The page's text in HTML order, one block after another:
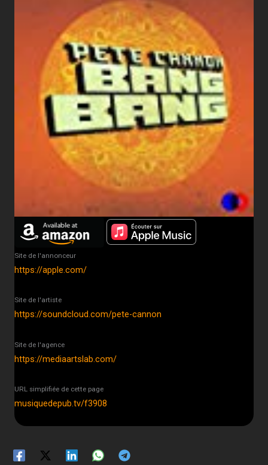
Site de l'annonceur
https://apple.com/
Site de l'artiste
https://soundcloud.com/pete-cannon
Site de l'agence
https://mediaartslab.com/
URL simplifiée de cette page
musiquedepub.tv/f3908